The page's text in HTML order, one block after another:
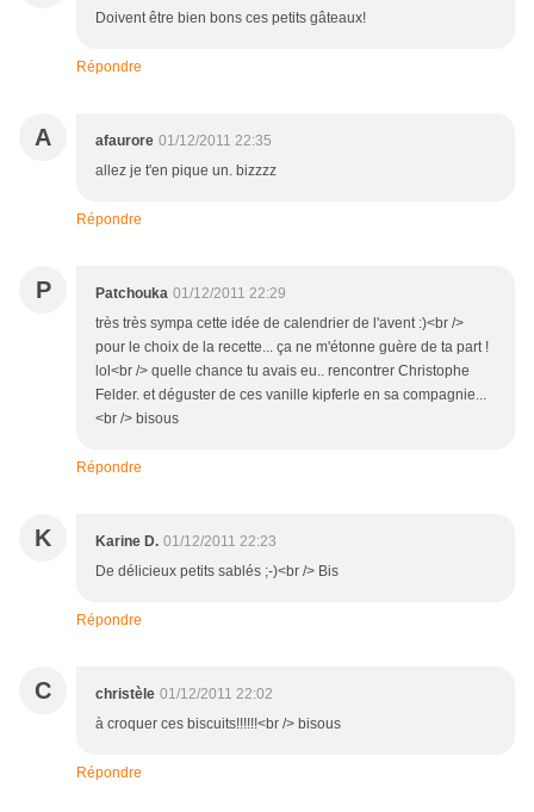
Doivent être bien bons ces petits gâteaux!
Répondre
A afaurore 01/12/2011 22:35
allez je t'en pique un. bizzzz
Répondre
P Patchouka 01/12/2011 22:29
très très sympa cette idée de calendrier de l'avent :)<br />
pour le choix de la recette... ça ne m'étonne guère de ta part !
lol<br /> quelle chance tu avais eu.. rencontrer Christophe
Felder. et déguster de ces vanille kipferle en sa compagnie...
<br /> bisous
Répondre
K Karine D. 01/12/2011 22:23
De délicieux petits sablés ;-)<br /> Bis
Répondre
C christèle 01/12/2011 22:02
à croquer ces biscuits!!!!!!<br /> bisous
Répondre